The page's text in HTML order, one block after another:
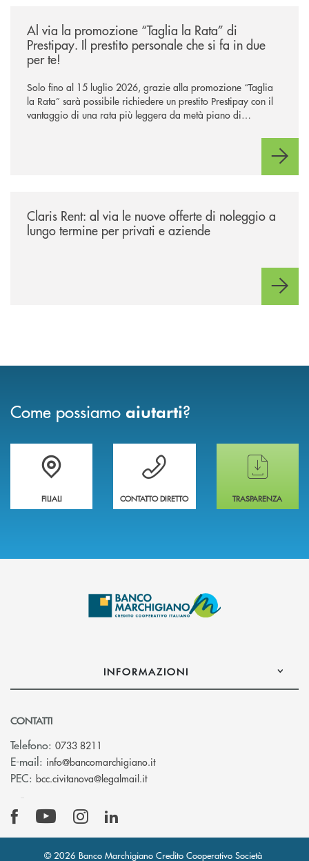
Al via la promozione “Taglia la Rata” di
Prestipay. Il prestito personale che si fa in due
per te!
Solo fino al 15 luglio 2026, grazie alla promozione “Taglia
la Rata” sarà possibile richiedere un prestito Prestipay con il
vantaggio di una rata più leggera da metà piano di
Claris Rent: al via le nuove offerte di noleggio a
lungo termine per privati e aziende
Come possiamo aiutarti?
Trova la filiale più vicina a te
FILIALI
Hai bisogno di assistenza immediata ?
CONTATTO DIRETTO
Hai bisogno di
TRASPARENZA
INFORMAZIONI
CONTATTI
Telefono: 0733 8211
E-mail: info@bancomarchigiano.it(si apre l’app di posta
PEC: bcc.civitanova@legalmail.it(si apre l’app di posta elettronica)
© 2026 Banco Marchigiano Credito Cooperativo Società